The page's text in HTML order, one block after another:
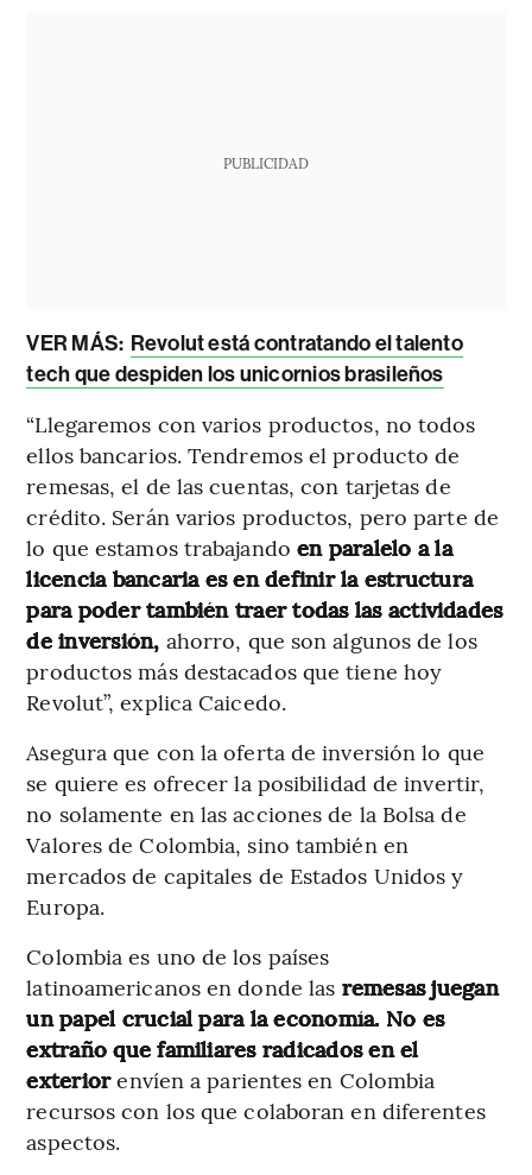
PUBLICIDAD
VER MÁS: Revolut está contratando el talento
tech que despiden los unicornios brasileños
“Llegaremos con varios productos, no todos
ellos bancarios. Tendremos el producto de
remesas, el de las cuentas, con tarjetas de
crédito. Serán varios productos, pero parte de
lo que estamos trabajando en paralelo a la
licencia bancaria es en definir la estructura
para poder también traer todas las actividades
de inversión, ahorro, que son algunos de los
productos más destacados que tiene hoy
Revolut”, explica Caicedo.
Asegura que con la oferta de inversión lo que
se quiere es ofrecer la posibilidad de invertir,
no solamente en las acciones de la Bolsa de
Valores de Colombia, sino también en
mercados de capitales de Estados Unidos y
Europa.
Colombia es uno de los países
latinoamericanos en donde las remesas juegan
un papel crucial para la economía. No es
extraño que familiares radicados en el
exteriorenvíen a parientes en Colombia
recursos con los que colaboran en diferentes
aspectos.